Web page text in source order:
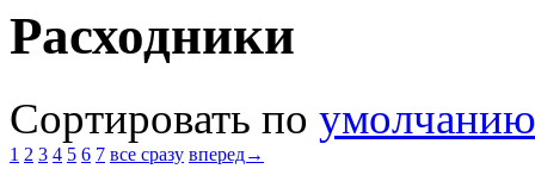
Расходники
Сортировать по умолчанию
1 2 3 4 5 6 7 все сразу вперед→